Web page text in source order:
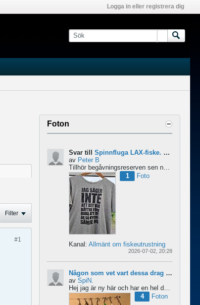
Logga in eller registrera dig
Filter
#1
Foton
Svar till Spinnfluga LAX-fiske. Abu 6500 pro rocket - Lina för kort?
av Peter B
Tillhör begåvningsreserven sen ngr år , bidrar med denna devis.
1
Foto
Kanal: Allmänt om fiskeutrustning
2026-07-02, 20:28
Någon som vet vart dessa drag kommer från ?
av SpiN.
4
Foton